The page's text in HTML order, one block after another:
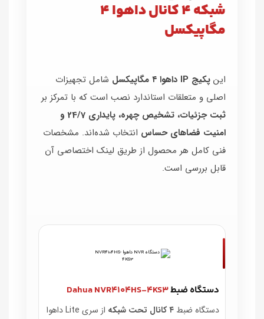
شبکه ۴ کانال داهوا ۴
مگاپیکسل
این پکیج IP داهوا ۴ مگاپیکسل
شامل تجهیزات
اصلی و متعلقات استاندارد نصب است که با تمرکز بر
ثبت جزئیات، تشخیص چهره، پایداری 24/7 و
امنیت فضاهای حساس انتخاب شده‌اند. مشخصات
فنی کامل هر محصول از طریق لینک اختصاصی آن
قابل بررسی است.
دستگاه ضبطDahua NVR4104HS‑4KS3
دستگاه ضبط ۴ کانال تحت شبکه
از سری Lite داهوا